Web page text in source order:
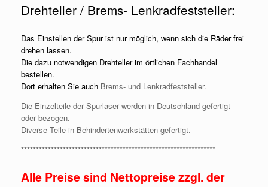
Drehteller / Brems- Lenkradfeststeller:
Das Einstellen der Spur ist nur möglich, wenn sich die Räder frei
drehen lassen.
Die dazu notwendigen Drehteller im örtlichen Fachhandel
bestellen.
Dort erhalten Sie auch Brems- und Lenkradfeststeller.
Die Einzelteile der Spurlaser werden in Deutschland gefertigt
oder bezogen.
Diverse Teile in Behindertenwerkstätten gefertigt.
*****************************************************************
Alle Preise sind Nettopreise zzgl. der